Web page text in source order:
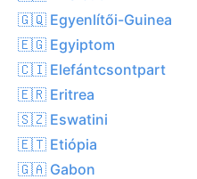
🇬🇶 Egyenlítői-Guinea
🇪🇬 Egyiptom
🇨🇮 Elefántcsontpart
🇪🇷 Eritrea
🇸🇿 Eswatini
🇪🇹 Etiópia
🇬🇦 Gabon